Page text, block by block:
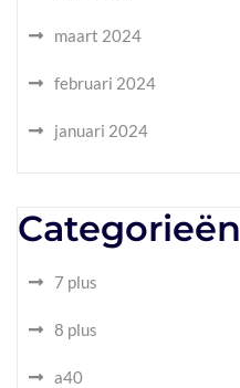
maart 2024
februari 2024
januari 2024
Categorieën
7 plus
8 plus
a40